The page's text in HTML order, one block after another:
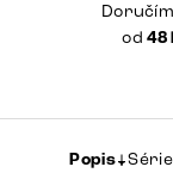
od48
Popis Série